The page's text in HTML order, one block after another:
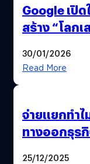
Google เปิด
สร้าง “โลก
30/01/2026
Read More
จ่ายแยกทำไ
ทางออกธุรกิ
25/12/2025